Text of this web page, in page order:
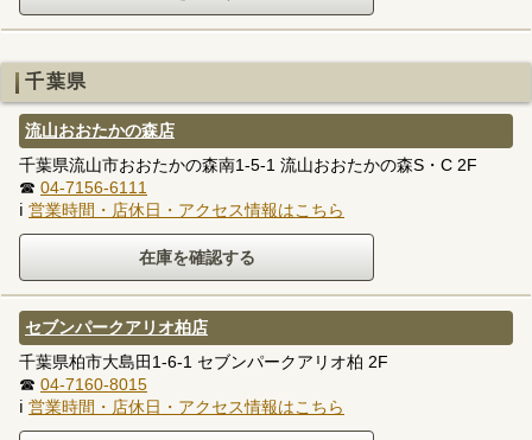
千葉県
流山おおたかの森店
千葉県流山市おおたかの森南1-5-1 流山おおたかの森S・C 2F
☎ 04-7156-6111
ℹ 営業時間・店休日・アクセス情報はこちら
セブンパークアリオ柏店
千葉県柏市大島田1-6-1 セブンパークアリオ柏 2F
☎ 04-7160-8015
ℹ 営業時間・店休日・アクセス情報はこちら